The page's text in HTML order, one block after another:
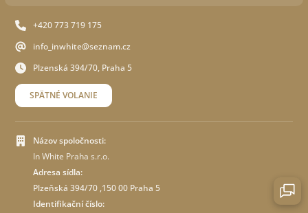
+420 773 719 175
info_inwhite@seznam.cz
Plzenská 394/70, Praha 5
SPÄTNÉ VOLANIE
Názov spoločnosti:
In White Praha s.r.o.
Adresa sídla:
Plzeňská 394/70 ,150 00 Praha 5
Identifikační číslo: